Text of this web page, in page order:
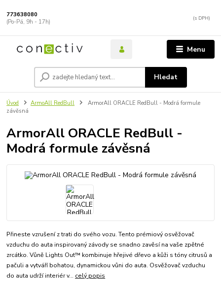
Menu
Hledat
773638080
(Po-Pá, 9h - 17h)
Úvod ArmoAll RedBull
ArmorAll ORACLE RedBull - Modrá formule
závěsná
ArmorAll ORACLE RedBull -
Modrá formule závěsná
Přineste vzrušení z trati do svého vozu. Tento prémiový osvěžovač
vzduchu do auta inspirovaný závody se snadno zavěsí na vaše zpětné
zrcátko. Vůně Lights Out™ kombinuje hřejivé dřevo a kůži s tóny citrusů a
pačuli a vytváří bohatou, dynamickou vůni do auta. Osvěžovač vzduchu
do auta udrží interiér v... celý popis